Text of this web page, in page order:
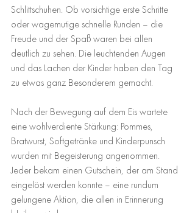
Schlittschuhen. Ob vorsichtige erste Schritte
oder wagemutige schnelle Runden – die
Freude und der Spaß waren bei allen
deutlich zu sehen. Die leuchtenden Augen
und das Lachen der Kinder haben den Tag
zu etwas ganz Besonderem gemacht.
Nach der Bewegung auf dem Eis wartete
eine wohlverdiente Stärkung: Pommes,
Bratwurst, Softgetränke und Kinderpunsch
wurden mit Begeisterung angenommen.
Jeder bekam einen Gutschein, der am Stand
eingelöst werden konnte – eine rundum
gelungene Aktion, die allen in Erinnerung